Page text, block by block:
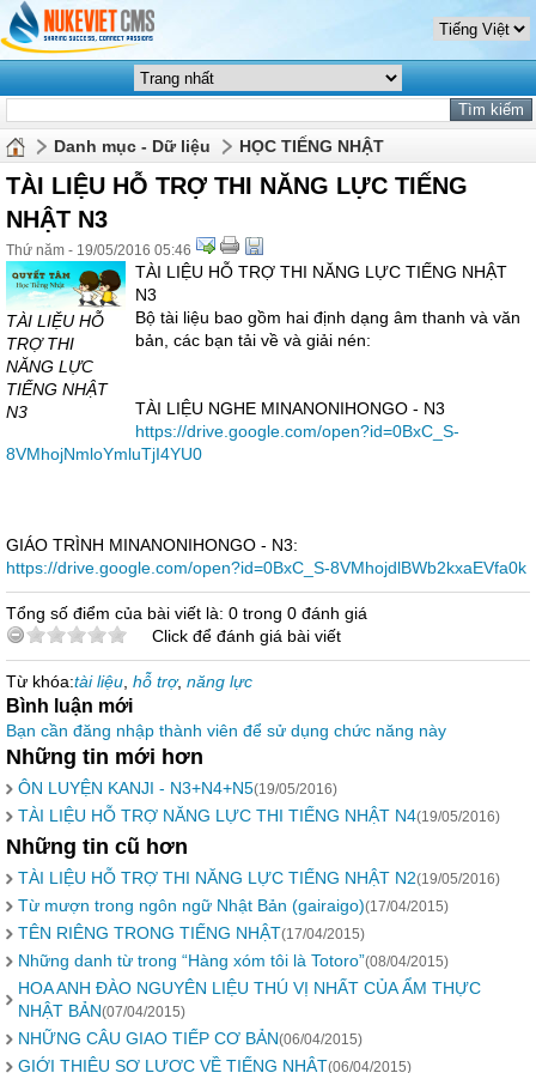
Danh mục - Dữ liệu HỌC TIẾNG NHẬT
TÀI LIỆU HỖ TRỢ THI NĂNG LỰC TIẾNG
NHẬT N3
Thứ năm - 19/05/2016 05:46
TÀI LIỆU HỖ
TRỢ THI
NĂNG LỰC
TIẾNG NHẬT
N3
TÀI LIỆU HỖ TRỢ THI NĂNG LỰC TIẾNG NHẬT
N3
Bộ tài liệu bao gồm hai định dạng âm thanh và văn
bản, các bạn tải về và giải nén:
TÀI LIỆU NGHE MINANONIHONGO - N3
https://drive.google.com/open?id=0BxC_S-
8VMhojNmloYmluTjI4YU0
GIÁO TRÌNH MINANONIHONGO - N3:
https://drive.google.com/open?id=0BxC_S-8VMhojdlBWb2kxaEVfa0k
Tổng số điểm của bài viết là: 0 trong 0 đánh giá
Click để đánh giá bài viết
Từ khóa:tài liệu hỗ trợ, năng lực
Bình luận mới
Bạn cần đăng nhập thành viên để sử dụng chức năng này
Những tin mới hơn
ÔN LUYỆN KANJI - N3+N4+N5(19/05/2016)
TÀI LIỆU HỖ TRỢ NĂNG LỰC THI TIẾNG NHẬT N4(19/05/2016)
Những tin cũ hơn
TÀI LIỆU HỖ TRỢ THI NĂNG LỰC TIẾNG NHẬT N2(19/05/2016)
Từ mượn trong ngôn ngữ Nhật Bản (gairaigo)(17/04/2015)
TÊN RIÊNG TRONG TIẾNG NHẬT(17/04/2015)
Những danh từ trong “Hàng xóm tôi là Totoro”(08/04/2015)
HOA ANH ĐÀO NGUYÊN LIỆU THÚ VỊ NHẤT CỦA ẨM THỰC
NHẬT BẢN(07/04/2015)
NHỮNG CÂU GIAO TIẾP CƠ BẢN(06/04/2015)
GIỚI THIỆU SƠ LƯỢC VỀ TIẾNG NHẬT(06/04/2015)